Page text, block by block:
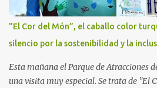
metros de la playa, se encuentra el
donde grandes y pequeños quedarán
ejemplares de 700 especies distintas
y los océanos Índico, Atlántico y
acuario se plantea como un viaje a...
"El Cor del Món”, el caballo color
silencio por la sostenibilidad y la
Esta mañana el Parque de Atracciones
una visita muy especial. Se trata de "El